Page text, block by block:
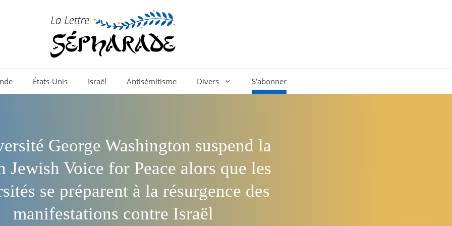
États-Unis Israël Antisémitisme Divers S’abonner
George Washington suspend la
Jewish Voice for Peace alors que les
se préparent à la résurgence des
manifestations contre Israël